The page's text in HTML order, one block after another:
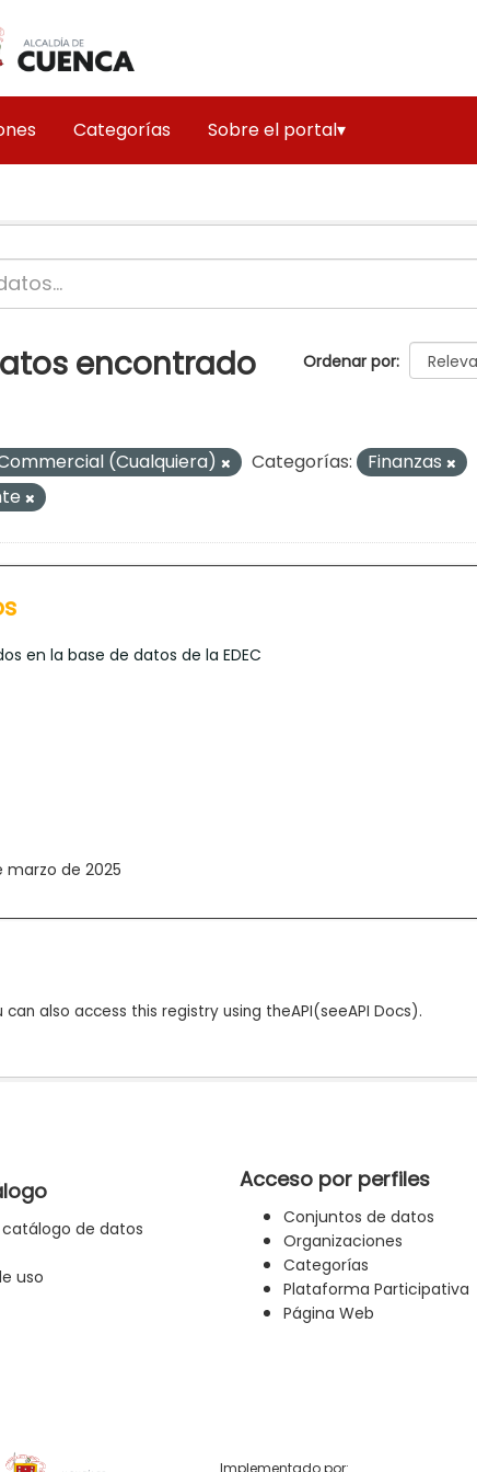
Categorías Sobre el portal▾
Ordenar por
encontrado
(Cualquiera)
Categorías: Finanzas
en la base de datos de la EDEC
marzo de 2025
can also access this registry using theAPI(seeAPI Docs).
de datos
uso
Acceso por perfiles
Conjuntos de datos
Organizaciones
Categorías
Plataforma Participativa
Página Web